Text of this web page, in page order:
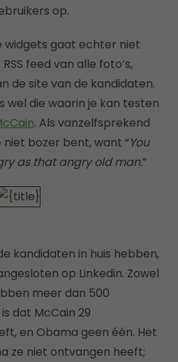
op.
widgets gaat echter niet
feed van alle foto’s,
de site van de kandidaten.
wel die waarin je kan testen
. Als vanzelfsprekend
bozer bent, want “You
as that angry old man.”
kandidaten in huis hebben,
op Linkedin. Zowel
meer dan 500
dat McCain 29
en Obama geen één. Het
ze niet ontvangen heeft;